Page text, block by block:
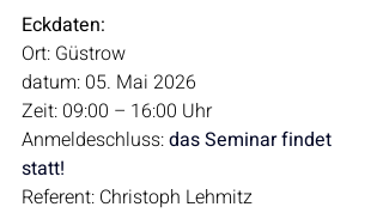
Eckdaten:
Ort: Güstrow
datum: 05. Mai 2026
Zeit: 09:00 – 16:00 Uhr
Anmeldeschluss: das Seminar findet
statt!
Referent: Christoph Lehmitz